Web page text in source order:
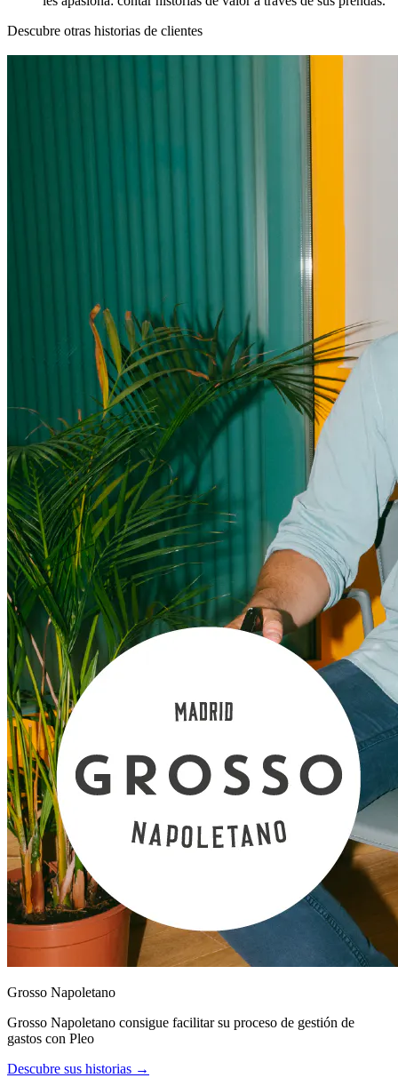
Descubre otras historias de clientes
Grosso Napoletano
Grosso Napoletano consigue facilitar su proceso de gestión de
gastos con Pleo
Descubre sus historias →